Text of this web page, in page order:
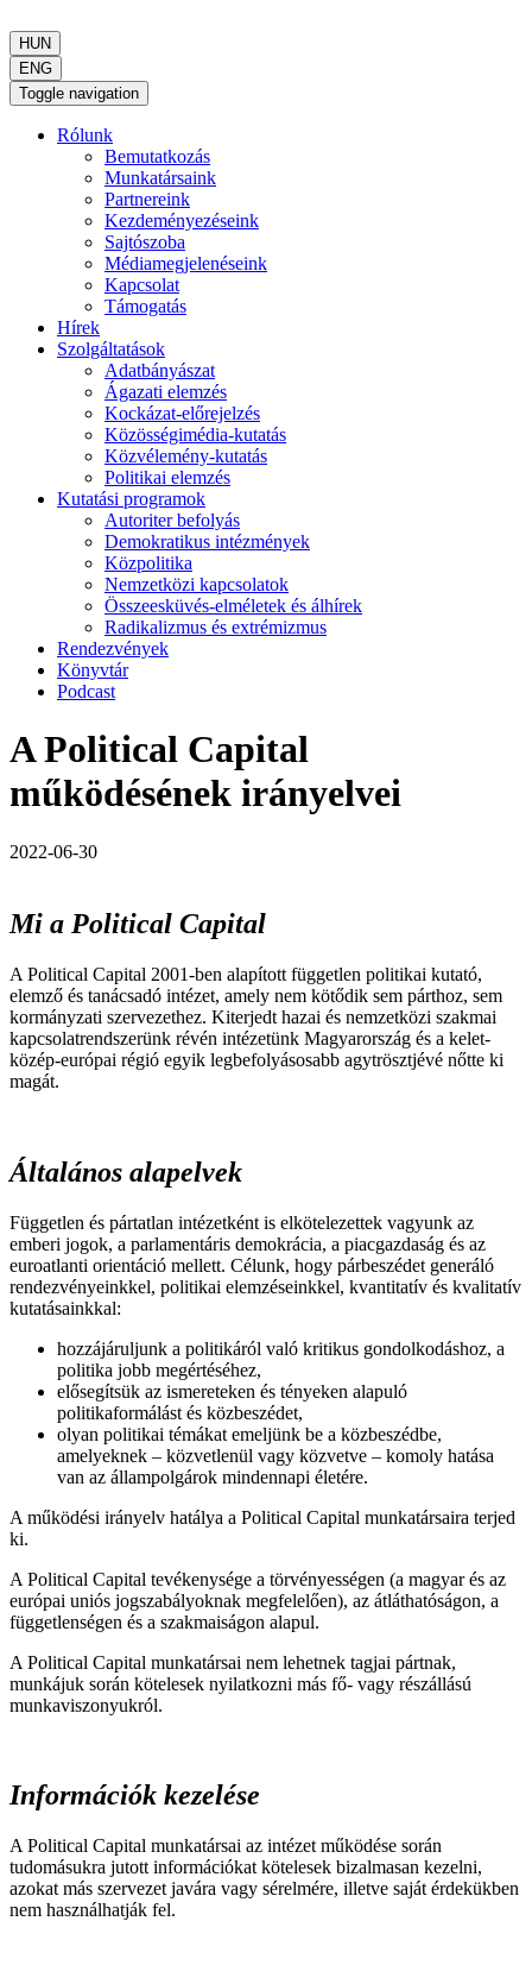
HUN
ENG
Toggle navigation
Rólunk
Bemutatkozás
Munkatársaink
Partnereink
Kezdeményezéseink
Sajtószoba
Médiamegjelenéseink
Kapcsolat
Támogatás
Hírek
Szolgáltatások
Adatbányászat
Ágazati elemzés
Kockázat-előrejelzés
Közösségimédia-kutatás
Közvélemény-kutatás
Politikai elemzés
Kutatási programok
Autoriter befolyás
Demokratikus intézmények
Közpolitika
Nemzetközi kapcsolatok
Összeesküvés-elméletek és álhírek
Radikalizmus és extrémizmus
Rendezvények
Könyvtár
Podcast
A Political Capital
működésének irányelvei
2022-06-30
Mi a Political Capital
A Political Capital 2001-ben alapított független politikai kutató,
elemző és tanácsadó intézet, amely nem kötődik sem párthoz, sem
kormányzati szervezethez. Kiterjedt hazai és nemzetközi szakmai
kapcsolatrendszerünk révén intézetünk Magyarország és a kelet-
közép-európai régió egyik legbefolyásosabb agytrösztjévé nőtte ki
magát.
Általános alapelvek
Független és pártatlan intézetként is elkötelezettek vagyunk az
emberi jogok, a parlamentáris demokrácia, a piacgazdaság és az
euroatlanti orientáció mellett. Célunk, hogy párbeszédet generáló
rendezvényeinkkel, politikai elemzéseinkkel, kvantitatív és kvalitatív
kutatásainkkal:
hozzájáruljunk a politikáról való kritikus gondolkodáshoz, a
politika jobb megértéséhez,
elősegítsük az ismereteken és tényeken alapuló
politikaformálást és közbeszédet,
olyan politikai témákat emeljünk be a közbeszédbe,
amelyeknek – közvetlenül vagy közvetve – komoly hatása
van az állampolgárok mindennapi életére.
A működési irányelv hatálya a Political Capital munkatársaira terjed
ki.
A Political Capital tevékenysége a törvényességen (a magyar és az
európai uniós jogszabályoknak megfelelően), az átláthatóságon, a
függetlenségen és a szakmaiságon alapul.
A Political Capital munkatársai nem lehetnek tagjai pártnak,
munkájuk során kötelesek nyilatkozni más fő- vagy részállású
munkaviszonyukról.
Információk kezelése
A Political Capital munkatársai az intézet működése során
tudomásukra jutott információkat kötelesek bizalmasan kezelni,
azokat más szervezet javára vagy sérelmére, illetve saját érdekükben
nem használhatják fel.